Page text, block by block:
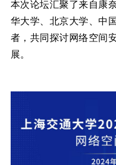
本次论坛汇聚了来自康
华大学、北京大学、中
者，共同探讨网络空间
展。